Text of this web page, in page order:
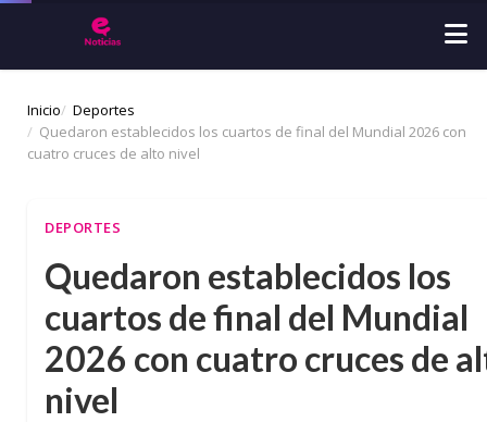
Inicio
Deportes
Quedaron establecidos los cuartos de final del Mundial 2026 con
cuatro cruces de alto nivel
DEPORTES
Quedaron establecidos los
cuartos de final del Mundial
2026 con cuatro cruces de
nivel